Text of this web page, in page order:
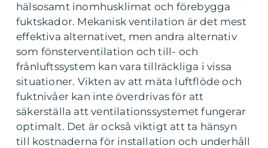
hälsosamt inomhusklimat och förebygga
fuktskador. Mekanisk ventilation är det mest
effektiva alternativet, men andra alternativ
som fönsterventilation och till- och
frånluftssystem kan vara tillräckliga i vissa
situationer. Vikten av att mäta luftflöde och
fuktnivåer kan inte överdrivas för att
säkerställa att ventilationssystemet fungerar
optimalt. Det är också viktigt att ta hänsyn
till kostnaderna för installation och underhåll